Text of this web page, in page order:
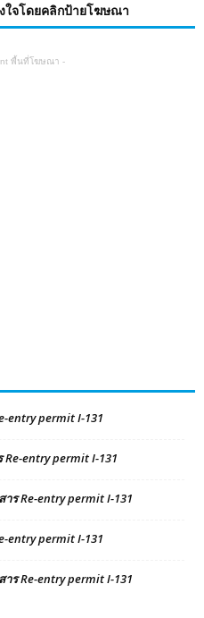
ใจโดยคลิกป้ายโฆษณา
พื้นที่โฆษณา -
entry permit I-131
Re-entry permit I-131
าร Re-entry permit I-131
entry permit I-131
าร Re-entry permit I-131